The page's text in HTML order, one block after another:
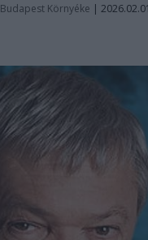
Budapest Környéke |